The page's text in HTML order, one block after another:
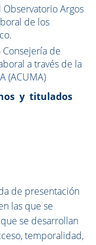
Argos
de los
de
a través de la
(ACUMA)
y titulados
de presentación
las que se
se desarrollan
temporalidad,